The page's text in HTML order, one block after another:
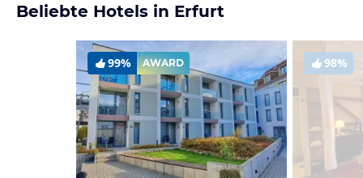
Beliebte Hotels in Erfurt
99% AWARD 98%